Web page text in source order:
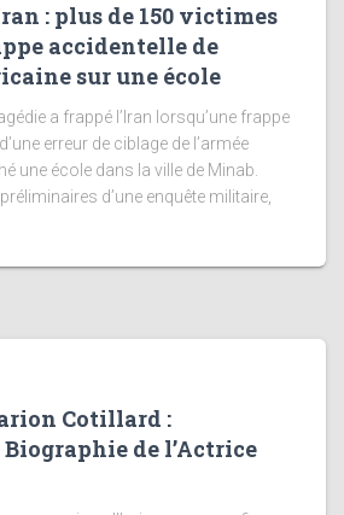
: plus de 150 victimes
accidentelle de
sur une école
a frappé l’Iran lorsqu’une frappe
erreur de ciblage de l’armée
une école dans la ville de Minab.
d’une enquête militaire,
Cotillard :
de l’Actrice